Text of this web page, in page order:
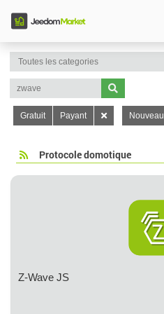
Gratuit Payant Nouveau
Protocole domotique
Z-Wave JS